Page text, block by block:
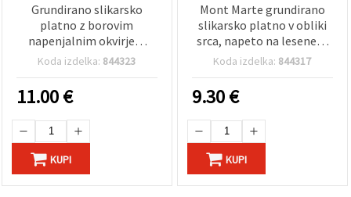
Grundirano slikarsko
platno z borovim
napenjalnim okvirjem
Mont Marte Studio Canvas
Koda izdelka: 844323
11.00€
KUPI
Mont Marte grundirano
slikarsko platno v obliki
srca, napeto na lesenem
okvirju, 40 x 40 cm
Koda izdelka: 844317
9.30€
KUPI